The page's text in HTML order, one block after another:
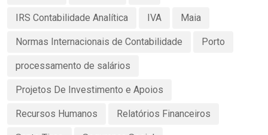
IRS Contabilidade Analítica IVA Maia
Normas Internacionais de Contabilidade Porto
processamento de salários
Projetos De Investimento e Apoios
Recursos Humanos Relatórios Financeiros